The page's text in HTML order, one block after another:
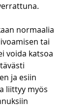
normaalia
tai
voida katsoa
ja esiin
liittyy myös